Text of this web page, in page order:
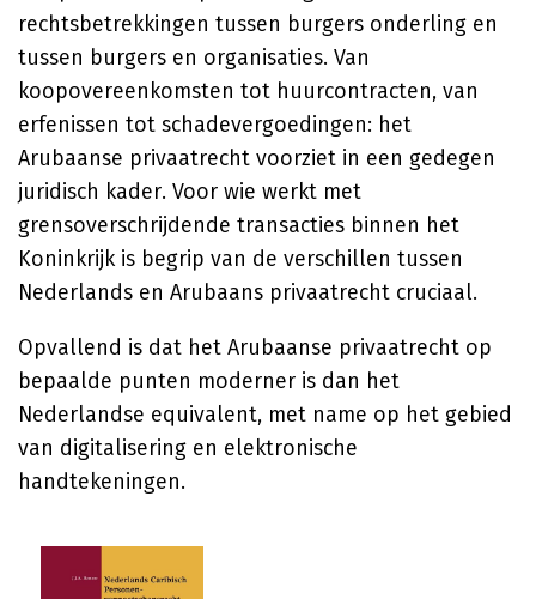
rechtsbetrekkingen tussen burgers onderling en
tussen burgers en organisaties. Van
koopovereenkomsten tot huurcontracten, van
erfenissen tot schadevergoedingen: het
Arubaanse privaatrecht voorziet in een gedegen
juridisch kader. Voor wie werkt met
grensoverschrijdende transacties binnen het
Koninkrijk is begrip van de verschillen tussen
Nederlands en Arubaans privaatrecht cruciaal.
Opvallend is dat het Arubaanse privaatrecht op
bepaalde punten moderner is dan het
Nederlandse equivalent, met name op het gebied
van digitalisering en elektronische
handtekeningen.